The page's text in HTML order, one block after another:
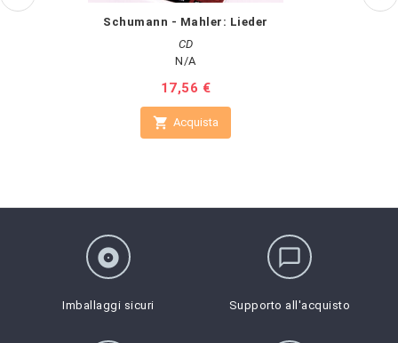
Schumann - Mahler: Lieder
CD
N/A
Prezzo
17,56 €
 Acquista
album
Imballaggi sicuri
chat_bubble_outline
Supporto all'acquisto